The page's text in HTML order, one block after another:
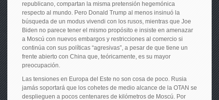
republicano, compartan la misma pretensión hegemónica
respecto al mundo. Pero Donald Trump al menos insinuó la
búsqueda de un modus vivendi con los rusos, mientras que Joe
Biden no parece tener el mismo propósito e insiste en amenazar
a Moscú con nuevos embargos y restricciones al comercio si
continúa con sus políticas “agresivas”, a pesar de que tiene un
frente abierto con China que, teóricamente, es su mayor
preocupación.
Las tensiones en Europa del Este no son cosa de poco. Rusia
jamás soportará que los cohetes de medio alcance de la OTAN se
desplieguen a pocos centenares de kilómetros de Moscú. Por